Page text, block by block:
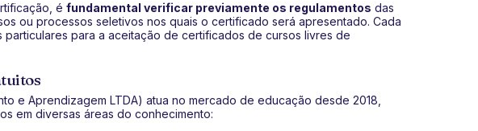
é fundamental verificar previamente os regulamentos das
ou processos seletivos nos quais o certificado será apresentado. Cada
para a aceitação de certificados de cursos livres de
e Aprendizagem LTDA) atua no mercado de educação desde 2018,
em diversas áreas do conhecimento: